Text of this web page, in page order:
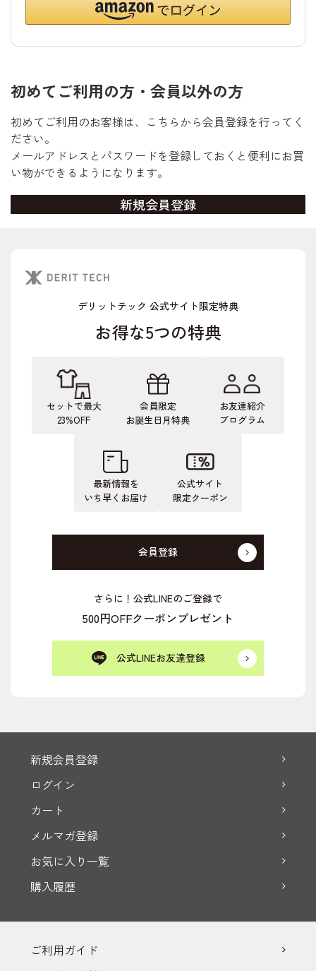
初めてご利用の方・会員以外の方
初めてご利用のお客様は、こちらから会員登録を行ってく
ださい。
メールアドレスとパスワードを登録しておくと便利にお買
い物ができるようになります。
デリットテック 公式サイト限定特典
お得な5つの特典
セットで最大
23%OFF
会員限定
お誕生日月特典
お友達紹介
プログラム
最新情報を
いち早くお届け
公式サイト
限定クーポン
会員登録
さらに！公式LINEのご登録で
500円OFFクーポンプレゼント
公式LINEお友達登録
新規会員登録
ログイン
カート
メルマガ登録
お気に入り一覧
購入履歴
ご利用ガイド